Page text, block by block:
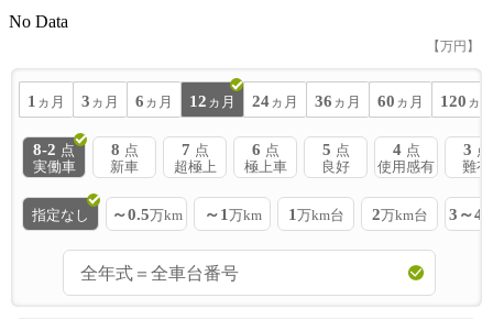
No Data
【万円】
1 ヵ月 3 ヵ月 6 ヵ月 12 ヵ月 24 ヵ月 36 ヵ月 60 ヵ月 120 ヵ
8-2 点
実働車
8 点
新車
7 点
超極上
6 点
極上車
5 点
良好
4 点
使用感有
3 点
難有
指定なし ～0.5万km ～1 万km 1 万km台 2万km台 3～4